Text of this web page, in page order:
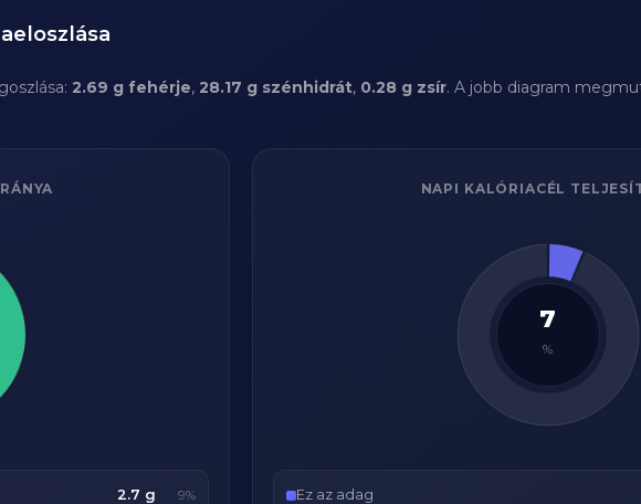
2.69 g fehérje, 28.17 g szénhidrát, 0.28 g zsír. A jobb diagram
2.7 g 9%
NAPI KALÓRIACÉL
7
%
Ez az adag